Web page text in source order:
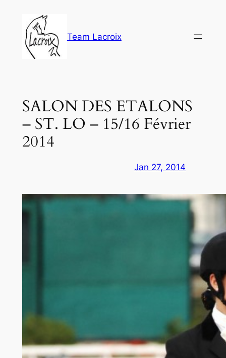
contenu
Team Lacroix
SALON DES ETALONS
– ST. LO – 15/16 Février
2014
Jan 27, 2014